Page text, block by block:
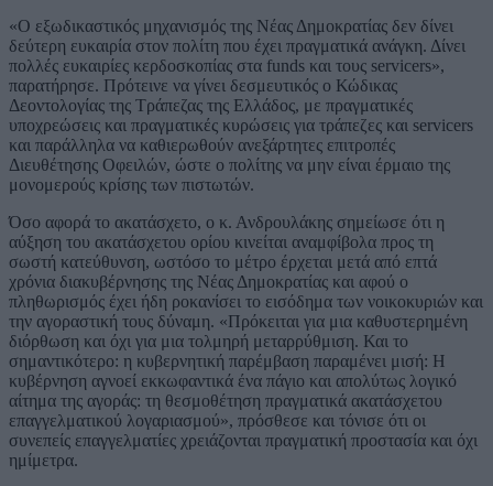
«Ο εξωδικαστικός μηχανισμός της Νέας Δημοκρατίας δεν δίνει
δεύτερη ευκαιρία στον πολίτη που έχει πραγματικά ανάγκη. Δίνει
πολλές ευκαιρίες κερδοσκοπίας στα funds και τους servicers»,
παρατήρησε. Πρότεινε να γίνει δεσμευτικός ο Κώδικας
Δεοντολογίας της Τράπεζας της Ελλάδος, με πραγματικές
υποχρεώσεις και πραγματικές κυρώσεις για τράπεζες και servicers
και παράλληλα να καθιερωθούν ανεξάρτητες επιτροπές
Διευθέτησης Οφειλών, ώστε ο πολίτης να μην είναι έρμαιο της
μονομερούς κρίσης των πιστωτών.
Όσο αφορά το ακατάσχετο, ο κ. Ανδρουλάκης σημείωσε ότι η
αύξηση του ακατάσχετου ορίου κινείται αναμφίβολα προς τη
σωστή κατεύθυνση, ωστόσο το μέτρο έρχεται μετά από επτά
χρόνια διακυβέρνησης της Νέας Δημοκρατίας και αφού ο
πληθωρισμός έχει ήδη ροκανίσει το εισόδημα των νοικοκυριών και
την αγοραστική τους δύναμη. «Πρόκειται για μια καθυστερημένη
διόρθωση και όχι για μια τολμηρή μεταρρύθμιση. Και το
σημαντικότερο: η κυβερνητική παρέμβαση παραμένει μισή: Η
κυβέρνηση αγνοεί εκκωφαντικά ένα πάγιο και απολύτως λογικό
αίτημα της αγοράς: τη θεσμοθέτηση πραγματικά ακατάσχετου
επαγγελματικού λογαριασμού», πρόσθεσε και τόνισε ότι οι
συνεπείς επαγγελματίες χρειάζονται πραγματική προστασία και όχι
ημίμετρα.